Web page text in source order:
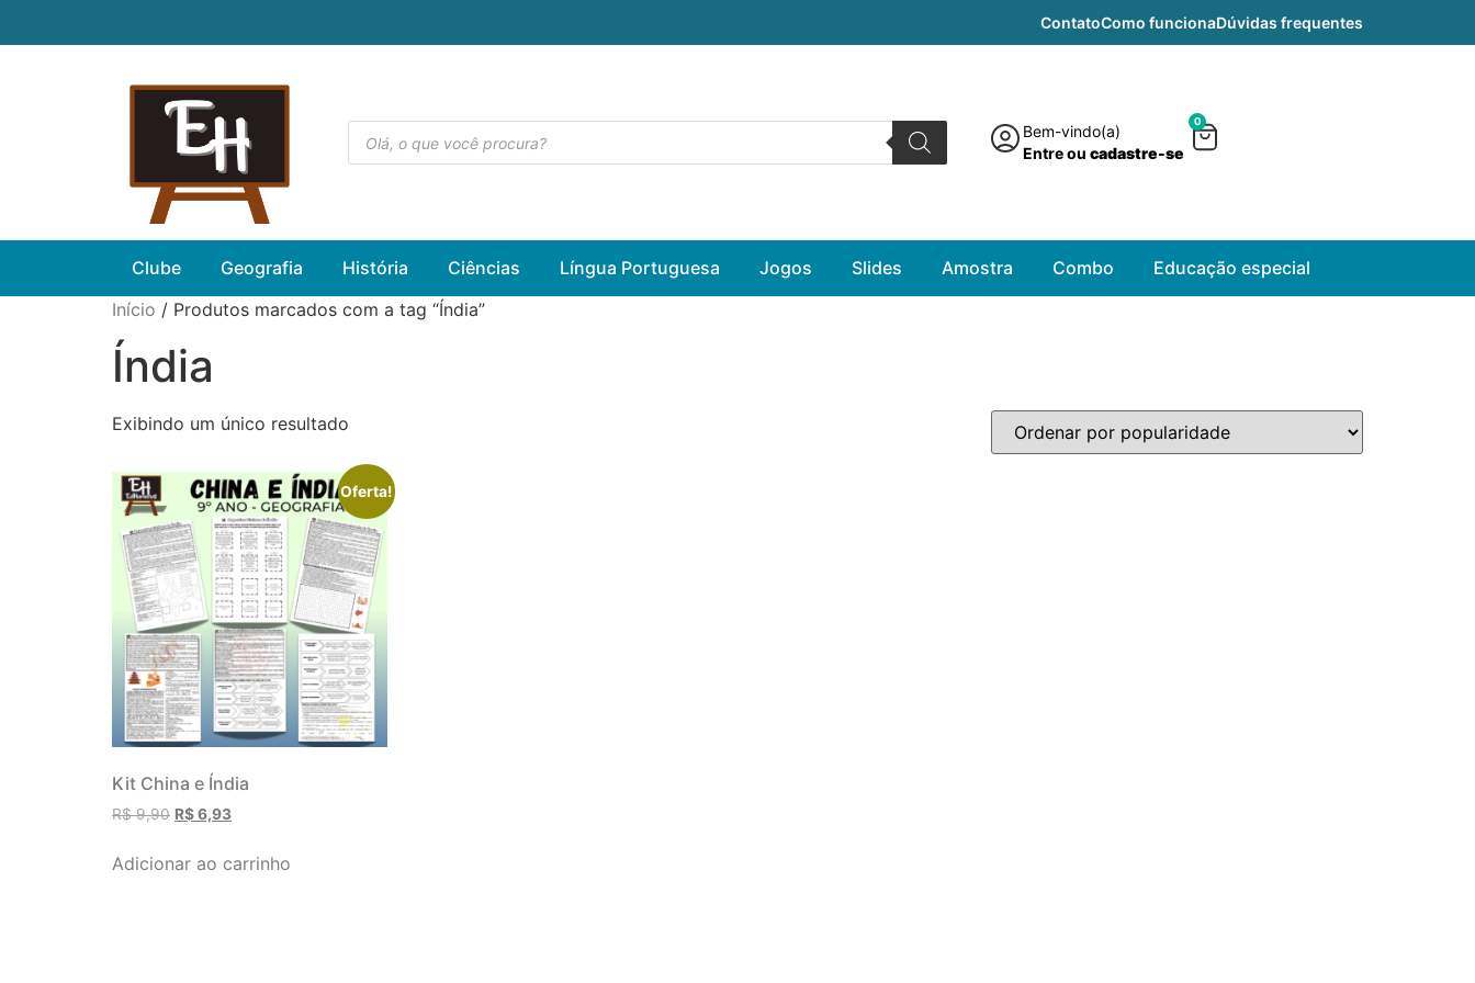
ContatoComo funcionaDúvidas frequentes
Bem-vindo(a)
Entre ou cadastre-se
0
Clube Geografia História Ciências Língua Portuguesa Jogos Slides Amostra Combo
Educação especial
Início / Produtos marcados com a tag “Índia”
Índia
Exibindo um único resultado
Oferta!
Kit China e Índia
R$9,90 R$6,93
Adicionar ao carrinho